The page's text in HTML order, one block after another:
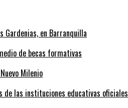
Gardenias, en Barranquilla
de becas formativas
Milenio
de las instituciones educativas oficiales